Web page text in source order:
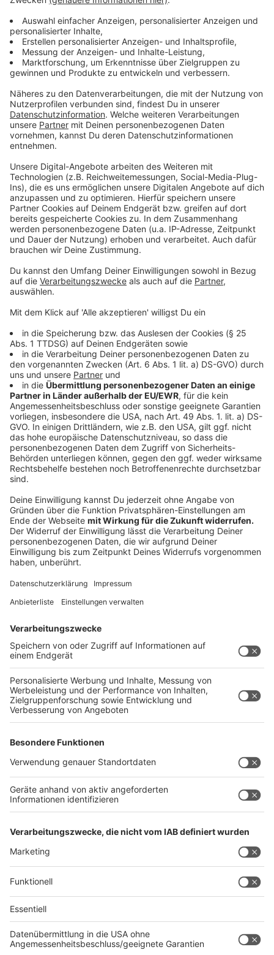
Winterberg:"In der Sauerland-Region wird
Nachhaltigkeit großgeschrieben: Weil zum einen
bei der An- und Abreise in Winterberg wirklich
darauf geachtet wird, dass man dann auch die
berühmte letzte Meile, also das letzte Stück vom
Bahnhof bis zum Hotel oder der Unterkunft gut
vorwärtskommt - egal ob mit Linienbus, Rufbus,
Hol- und Bringservice. Es gibt auch einen
Gepäcktransport vor Ort und die Mobilität vor Ort
hat sehr gut bei uns abgeschnitten. Winterberg
hat hier sehr viele Angebote, mit kurzer Wartezeit
und sogar einigen Rabatten."
Anzeige
Ein Hotel-Pool verbraucht in der Regel viel CO2, außer
es wird ein Natur-Pool eingesetzt.
Anzeige
So spart man CO2 mit einer bestimmten
Unterkunft
Anzeige
Ein nachhaltiges Hotel könne man schon an der
Architektur und Bauweise erkennen, sagt Müther.
"Wichtig ist, dass lokale, umweltfreundliche
Baumaterialien genutzt werden. Oder auch
Einrichtungsgegenstände, die vielleicht zusammen mit
lokalen Handwerkern und Designern entworfen und
schon sehen, ob beispielsweise einheimische Pflanzen
angelegt wurden. Auch die Frage, wie mit Wasser
umgegangen wird, sollte man sich stellen." Und auch im
Hotelzimmer kann man erkennen, ob meinem Hotel
Umweltschutz wichtig ist. "Das Handtuch sollte nicht
unbedingt jeden Tag gewechselt werden. Da wird
Reiseexperte. Daneben gebe es auch andere Punkte
wie beispielsweise tatsächlich den Seifenspender
beziehungsweise die Dusche fließt.
Trotzdem sind Klimaanlagen, Pools, Spa-Bereiche
richtige CO2-Schlucker. "Aber auch hier geht es
nachhaltiger", bestätigt Müther. "Zum Beispiel, wenn
das Hotel eine eigene Wasser-
Wiederaufbereitungsanlage hat oder das Hotel darauf
Energiesparkonzepte hat und dementsprechend auf
erneuerbare Energien setzt." Mit Natur-Pools könnte
man die mit Chlor befüllten Hotelpools in Sachen CO2
ersetzen lassen.
Autoren: Nina Tenhaef und Joachim Schultheis